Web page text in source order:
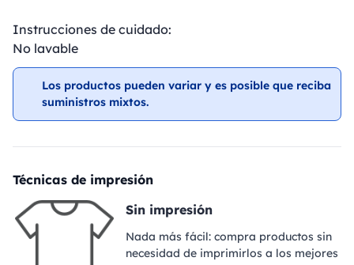
Instrucciones de cuidado:
No lavable
Los productos pueden variar y es posible que reciba
suministros mixtos.
Técnicas de impresión
Sin impresión
Nada más fácil: compra productos sin
necesidad de imprimirlos a los mejores